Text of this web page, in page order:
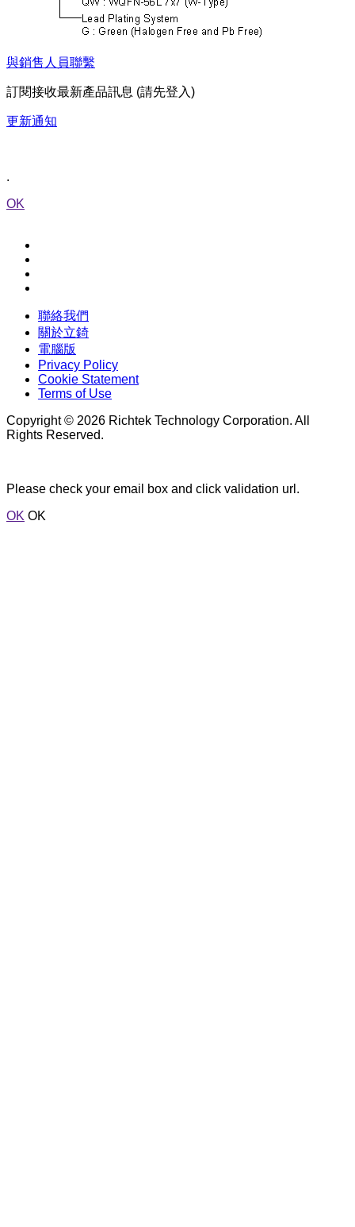
與銷售人員聯繫
訂閱接收最新產品訊息 (請先登入)
更新通知
.
OK
聯絡我們
關於立錡
電腦版
Privacy Policy
Cookie Statement
Terms of Use
Copyright © 2026 Richtek Technology Corporation. All
Rights Reserved.
Please check your email box and click validation url.
OK OK